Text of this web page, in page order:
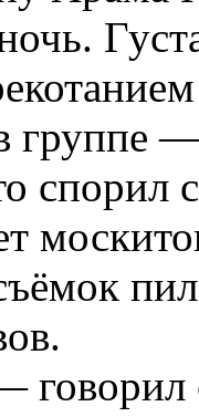
группе
спорил